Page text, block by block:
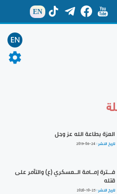
EN
EN
العزة بطاعة الله عز وجل
تاريخ النشر : 2019-06-24
فـــترة إمــامة الــعسكري (ع) والتآمر على
قتله
تاريخ النشر :2020-10-25